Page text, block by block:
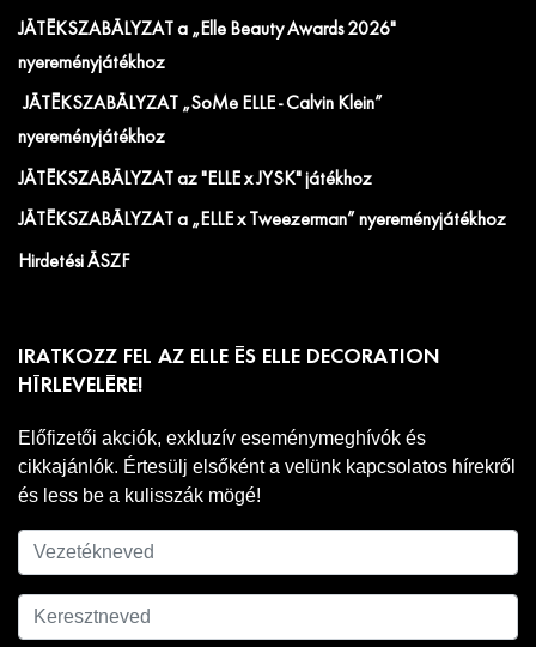
JÁTÉKSZABÁLYZAT a „Elle Beauty Awards 2026"
nyereményjátékhoz
JÁTÉKSZABÁLYZAT „SoMe ELLE - Calvin Klein”
nyereményjátékhoz
JÁTÉKSZABÁLYZAT az "ELLE x JYSK" játékhoz
JÁTÉKSZABÁLYZAT a „ELLE x Tweezerman” nyereményjátékhoz
Hirdetési ÁSZF
IRATKOZZ FEL AZ ELLE ÉS ELLE DECORATION
HÍRLEVELÉRE!
Előfizetői akciók, exkluzív eseménymeghívók és
cikkajánlók. Értesülj elsőként a velünk kapcsolatos hírekről
és less be a kulisszák mögé!